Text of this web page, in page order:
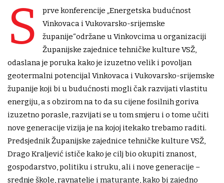
S
prve konferencije „Energetska budućnost
Vinkovaca i Vukovarsko-srijemske
županije“održane u Vinkovcima u organizaciji
Županijske zajednice tehničke kulture VSŽ,
odaslana je poruka kako je izuzetno velik i povoljan
geotermalni potencijal Vinkovaca i Vukovarsko-srijemske
županije koji bi u budućnosti mogli čak razvijati vlastitu
energiju, a s obzirom na to da su cijene fosilnih goriva
izuzetno porasle, razvijati se u tom smjeru i o tome učiti
nove generacije vizija je na kojoj itekako trebamo raditi.
Predsjednik Županijske zajednice tehničke kulture VSŽ,
Drago Kraljević ističe kako je cilj bio okupiti znanost,
gospodarstvo, politiku i struku, ali i nove generacije –
srednje škole, ravnatelje i maturante, kako bi zajedno